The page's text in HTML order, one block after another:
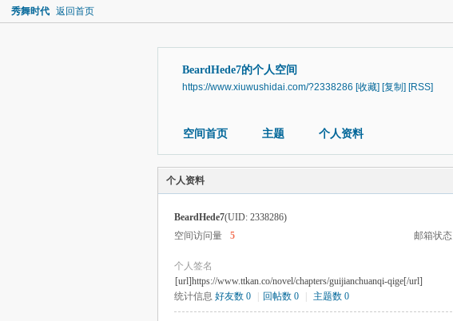
秀舞时代 返回首页
BeardHede7的个人空间
https://www.xiuwushidai.com/?2338286 [收藏] [复制] [RSS]
空间首页 主题 个人资料
个人资料
BeardHede7(UID: 2338286)
空间访问量
5 邮箱状态
个人签名
[url]https://www.ttkan.co/novel/chapters/guijianchuanqi-qige[/url]
统计信息 好友数 0 回帖数 0 主题数 0